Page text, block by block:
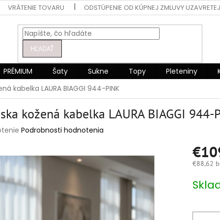
VRÁTENIE TOVARU ODSTÚPENIE OD KÚPNEJ ZMLUVY UZAVRETEJ
HĽADAŤ
PRÉMIUM Šaty Sukne Topy Pleteniny
kabelka LAURA BIAGGI 944-PINK
kožená kabelka LAURA BIAGGI 944-
Podrobnosti hodnotenia
€88,62
cena: